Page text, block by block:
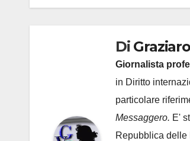
Di
Giornalista
in Diritto
particolare
Messaggero. E'
Repubblica delle